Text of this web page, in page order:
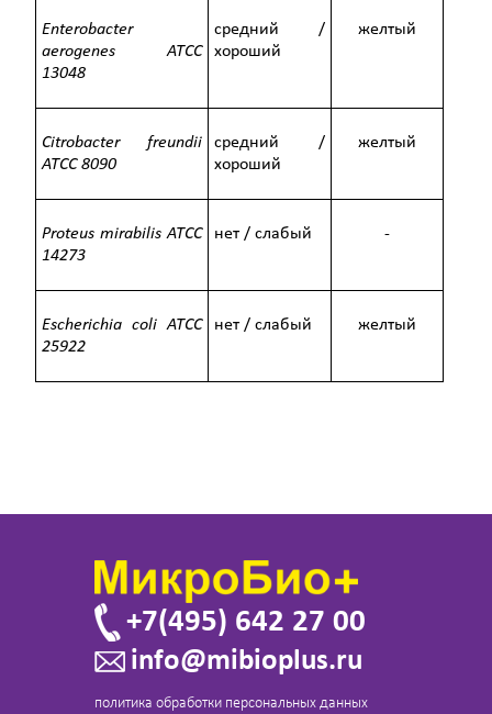
Enterobacter
aerogenes ATCC
13048
средний /
хороший
желтый
Citrobacter freundii
ATCC 8090
средний /
хороший
желтый
Proteus mirabilis ATCC
14273
нет / слабый -
Escherichia coli ATCC
25922
нет / слабый желтый
+7(495) 642 27 00
info@mibioplus.ru
политика обработки персональных данных